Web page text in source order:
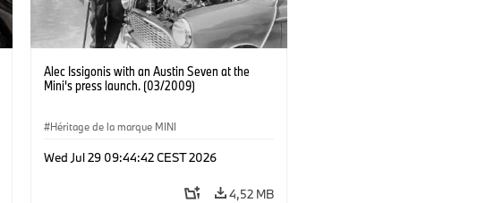
Alec Issigonis with an Austin Seven at the
Mini's press launch. (03/2009)
Héritage de la marque MINI
Wed Jul 29 09:44:42 CEST 2026
4,52 MB